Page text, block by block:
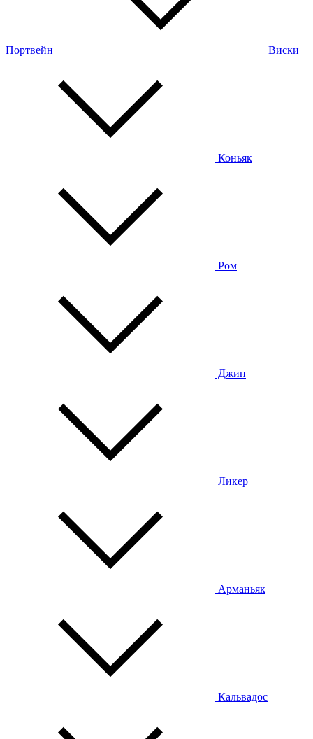
Портвейн Виски
Коньяк
Ром
Джин
Ликер
Арманьяк
Кальвадос